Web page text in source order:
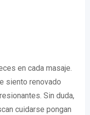
en cada masaje.
siento renovado
Sin duda,
cuidarse pongan